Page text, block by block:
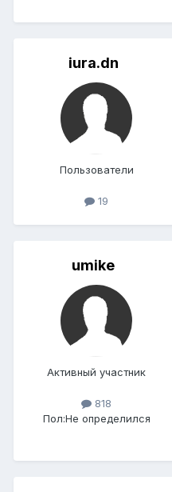
iura.dn
Пользователи
19
umike
Активный участник
818
Пол:Не определился